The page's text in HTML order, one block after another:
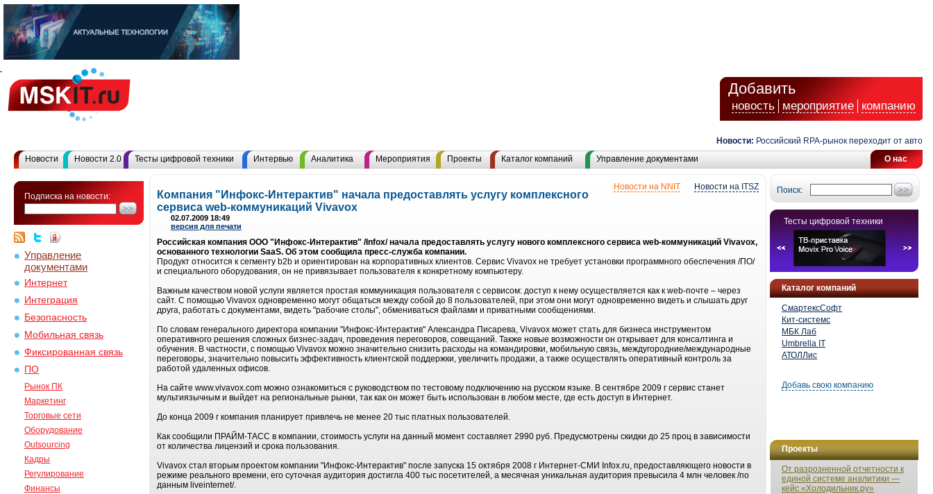
Добавить
новость мероприятие компанию
Новости: Российский RPA-рынок переходит от
О нас
Новости Новости 2.0 Тесты цифровой техники Интервью Аналитика Мероприятия Проекты Каталог компаний Управление документами
Подписка на новости:
Управление
документами
Интернет
Интеграция
Безопасность
Мобильная связь
Фиксированная связь
ПО
Рынок ПК
Маркетинг
Торговые сети
Оборудование
Outsourcing
Кадры
Регулирование
Финансы
Поиск:
Тесты цифровой техники
Каталог компаний
СмартексСофт
Кит-системс
МБК Лаб
Umbrella IT
АТОЛЛис
Добавь свою компанию
Проекты
От разрозненной отчетности к
единой системе аналитики —
кейс «Холодильник.ру»
Новости на ITSZ
Новости на NNIT
Компания "Инфокс-Интерактив" начала предоставлять услугу комплексного
сервиса web-коммуникаций Vivavox
02.07.2009 18:49
версия для печати
Российская компания ООО "Инфокс-Интерактив" /Infox/ начала предоставлять услугу нового комплексного сервиса web-коммуникаций Vivavox,
основанного технологии SааS. Об этом сообщила пресс-служба компании.
Продукт относится к сегменту b2b и ориентирован на корпоративных клиентов. Сервис Vivavox не требует установки программного обеспечения /ПО/
и специального оборудования, он не привязывает пользователя к конкретному компьютеру.
Важным качеством новой услуги является простая коммуникация пользователя с сервисом: доступ к нему осуществляется как к web-почте – через
сайт. С помощью Vivavox одновременно могут общаться между собой до 8 пользователей, при этом они могут одновременно видеть и слышать друг
друга, работать с документами, видеть "рабочие столы", обмениваться файлами и приватными сообщениями.
По словам генерального директора компании "Инфокс-Интерактив" Александра Писарева, Vivavox может стать для бизнеса инструментом
оперативного решения сложных бизнес-задач, проведения переговоров, совещаний. Также новые возможности он открывает для консалтинга и
обучения. В частности, с помощью Vivavox можно значительно снизить расходы на командировки, мобильную связь, междугородние/международные
переговоры, значительно повысить эффективность клиентской поддержки, увеличить продажи, а также осуществлять оперативный контроль за
работой удаленных офисов.
На сайте www.vivavox.com можно ознакомиться с руководством по тестовому подключению на русском языке. В сентябре 2009 г сервис станет
мультиязычным и выйдет на региональные рынки, так как он может быть использован в любом месте, где есть доступ в Интернет.
До конца 2009 г компания планирует привлечь не менее 20 тыс платных пользователей.
Как сообщили ПРАЙМ-ТАСС в компании, стоимость услуги на данный момент составляет 2990 руб. Предусмотрены скидки до 25 проц в зависимости
от количества лицензий и срока пользования.
Vivavox стал вторым проектом компании "Инфокс-Интерактив" после запуска 15 октября 2008 г Интернет-СМИ Infox.ru, предоставляющего новости в
режиме реального времени, его суточная аудитория достигла 400 тыс посетителей, а месячная уникальная аудитория превысила 4 млн человек /по
данным liveinternet/.